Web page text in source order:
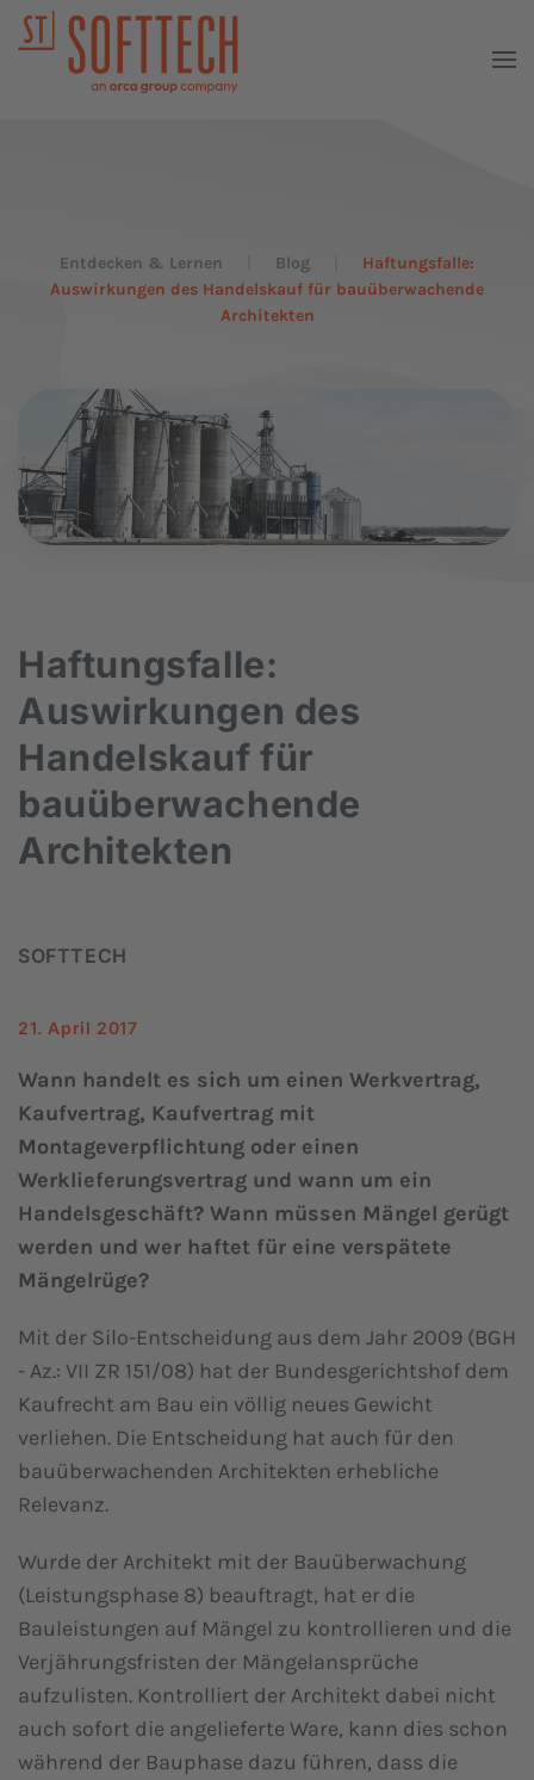
Entdecken & Lernen Blog
Haftungsfalle:
Auswirkungen des Handelskauf für bauüberwachende
Architekten
Haftungsfalle:
Auswirkungen des
Handelskauf für
bauüberwachende
Architekten
SOFTTECH
21. April 2017
Wann handelt es sich um einen Werkvertrag,
Kaufvertrag, Kaufvertrag mit
Montageverpflichtung oder einen
Werklieferungsvertrag und wann um ein
Handelsgeschäft? Wann müssen Mängel gerügt
werden und wer haftet für eine verspätete
Mängelrüge?
Mit der Silo-Entscheidung aus dem Jahr 2009 (BGH
- Az.: VII ZR 151/08) hat der Bundesgerichtshof dem
Kaufrecht am Bau ein völlig neues Gewicht
verliehen. Die Entscheidung hat auch für den
bauüberwachenden Architekten erhebliche
Relevanz.
Wurde der Architekt mit der Bauüberwachung
(Leistungsphase 8) beauftragt, hat er die
Bauleistungen auf Mängel zu kontrollieren und die
Verjährungsfristen der Mängelansprüche
aufzulisten. Kontrolliert der Architekt dabei nicht
auch sofort die angelieferte Ware, kann dies schon
während der Bauphase dazu führen, dass die